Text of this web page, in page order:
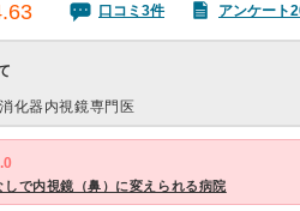
口コミ3件 アンケート
消化器内視鏡専門医
で内視鏡（鼻）に変えられる病院